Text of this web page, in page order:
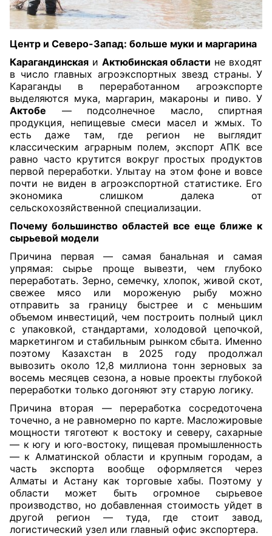
Центр и Северо-Запад: больше муки и маргарина
Карагандинская и Актюбинская области не входят
в число главных агроэкспортных звезд страны. У
Караганды в переработанном агроэкспорте
выделяются мука, маргарин, макароны и пиво. У
Актобе — подсолнечное масло, спиртная
продукция, непищевые смеси масел и жмых. То
есть даже там, где регион не выглядит
классическим аграрным полем, экспорт АПК все
равно часто крутится вокруг простых продуктов
первой переработки. Улытау на этом фоне и вовсе
почти не виден в агроэкспортной статистике. Его
экономика слишком далека от
сельскохозяйственной специализации.
Почему большинство областей все еще ближе к
сырьевой модели
Причина первая — самая банальная и самая
упрямая: сырье проще вывезти, чем глубоко
переработать. Зерно, семечку, хлопок, живой скот,
свежее мясо или мороженую рыбу можно
отправить за границу быстрее и с меньшим
объемом инвестиций, чем построить полный цикл
с упаковкой, стандартами, холодовой цепочкой,
маркетингом и стабильным рынком сбыта. Именно
поэтому Казахстан в 2025 году продолжал
вывозить около 12,8 миллиона тонн зерновых за
восемь месяцев сезона, а новые проекты глубокой
переработки только догоняют эту старую логику.
Причина вторая — переработка сосредоточена
точечно, а не равномерно по карте. Масложировые
мощности тяготеют к востоку и северу, сахарные
— к югу и юго-востоку, пищевая промышленность
— к Алматинской области и крупным городам, а
часть экспорта вообще оформляется через
Алматы и Астану как торговые хабы. Поэтому у
области может быть огромное сырьевое
производство, но добавленная стоимость уйдет в
другой регион — туда, где стоит завод,
логистический узел или главный офис экспортера.